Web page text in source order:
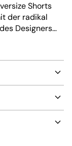
Shorts
der radikal
Designers
Piece, das
arbeitet.
Wollmix im
Der oversized,
Tailoring-